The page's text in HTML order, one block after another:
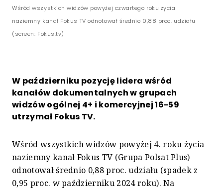
Wśród wszystkich widzów powyżej czwartego roku życia
naziemny kanał Fokus TV odnotował średnio 0,88 proc. udziału
(screen: Fokus.tv)
W październiku pozycję lidera wśród
kanałów dokumentalnych w grupach
widzów ogólnej 4+ i komercyjnej 16-59
utrzymał Fokus TV.
Wśród wszystkich widzów powyżej 4. roku życia
naziemny kanał Fokus TV (Grupa Polsat Plus)
odnotował średnio 0,88 proc. udziału (spadek z
0,95 proc. w październiku 2024 roku). Na